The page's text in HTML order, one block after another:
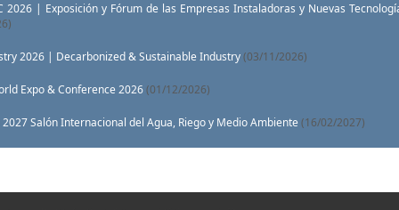
2026 | Exposición y Fórum de las Empresas Instaladoras y Nuevas
2026 | Decarbonized & Sustainable Industry(03/11/2026)
Expo & Conference 2026(01/12/2026)
Salón Internacional del Agua, Riego y Medio Ambiente (16/02/2027)